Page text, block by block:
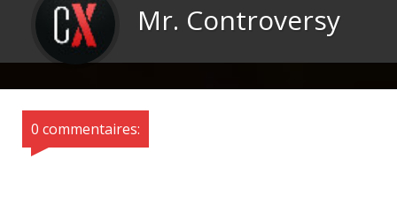
Mr. Controversy
0 commentaires: